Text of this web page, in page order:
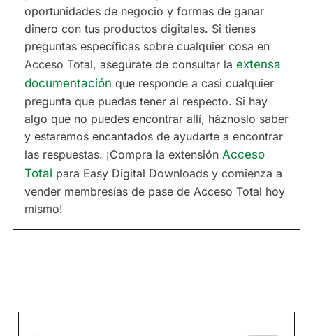
oportunidades de negocio y formas de ganar
dinero con tus productos digitales. Si tienes
preguntas específicas sobre cualquier cosa en
Acceso Total, asegúrate de consultar la extensa
documentación que responde a casi cualquier
pregunta que puedas tener al respecto. Si hay
algo que no puedes encontrar allí, háznoslo saber
y estaremos encantados de ayudarte a encontrar
las respuestas. ¡Compra la extensión Acceso
Total para Easy Digital Downloads y comienza a
vender membresías de pase de Acceso Total hoy
mismo!